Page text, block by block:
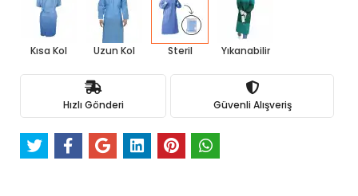
Kısa Kol Uzun Kol Steril Yıkanabilir
Hızlı Gönderi Güvenli Alışveriş